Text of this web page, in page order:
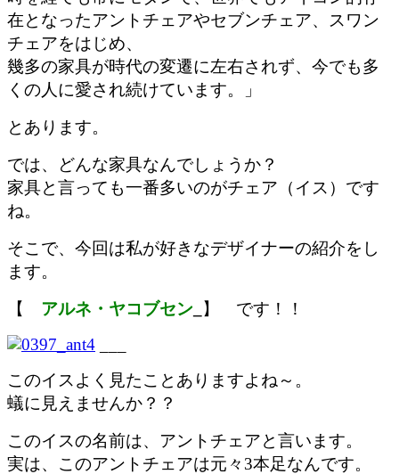
在となったアントチェアやセブンチェア、スワン
チェアをはじめ、
幾多の家具が時代の変遷に左右されず、今でも多
くの人に愛され続けています。」
とあります。
では、どんな家具なんでしょうか？
家具と言っても一番多いのがチェア（イス）です
ね。
そこで、今回は私が好きなデザイナーの紹介をし
ます。
【 アルネ・ヤコブセン
】 です！！
このイスよく見たことありますよね～。
蟻に見えませんか？？
このイスの名前は、アントチェアと言います。
実は、このアントチェアは元々3本足なんです。